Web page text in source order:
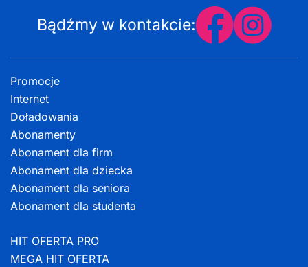
Bądźmy w kontakcie:
Promocje
Internet
Doładowania
Abonamenty
Abonament dla firm
Abonament dla dziecka
Abonament dla seniora
Abonament dla studenta
HIT OFERTA PRO
MEGA HIT OFERTA